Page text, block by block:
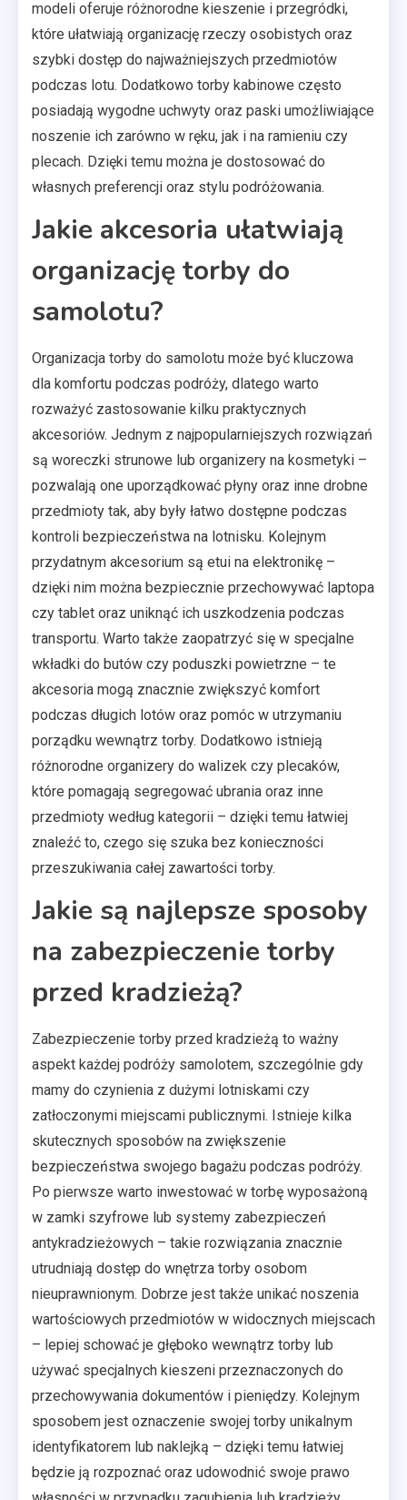
modeli oferuje różnorodne kieszenie i przegródki,
które ułatwiają organizację rzeczy osobistych oraz
szybki dostęp do najważniejszych przedmiotów
podczas lotu. Dodatkowo torby kabinowe często
posiadają wygodne uchwyty oraz paski umożliwiające
noszenie ich zarówno w ręku, jak i na ramieniu czy
plecach. Dzięki temu można je dostosować do
własnych preferencji oraz stylu podróżowania.
Jakie akcesoria ułatwiają
organizację torby do
samolotu?
Organizacja torby do samolotu może być kluczowa
dla komfortu podczas podróży, dlatego warto
rozważyć zastosowanie kilku praktycznych
akcesoriów. Jednym z najpopularniejszych rozwiązań
są woreczki strunowe lub organizery na kosmetyki –
pozwalają one uporządkować płyny oraz inne drobne
przedmioty tak, aby były łatwo dostępne podczas
kontroli bezpieczeństwa na lotnisku. Kolejnym
przydatnym akcesorium są etui na elektronikę –
dzięki nim można bezpiecznie przechowywać laptopa
czy tablet oraz uniknąć ich uszkodzenia podczas
transportu. Warto także zaopatrzyć się w specjalne
wkładki do butów czy poduszki powietrzne – te
akcesoria mogą znacznie zwiększyć komfort
podczas długich lotów oraz pomóc w utrzymaniu
porządku wewnątrz torby. Dodatkowo istnieją
różnorodne organizery do walizek czy plecaków,
które pomagają segregować ubrania oraz inne
przedmioty według kategorii – dzięki temu łatwiej
znaleźć to, czego się szuka bez konieczności
przeszukiwania całej zawartości torby.
Jakie są najlepsze sposoby
na zabezpieczenie torby
przed kradzieżą?
Zabezpieczenie torby przed kradzieżą to ważny
aspekt każdej podróży samolotem, szczególnie gdy
mamy do czynienia z dużymi lotniskami czy
zatłoczonymi miejscami publicznymi. Istnieje kilka
skutecznych sposobów na zwiększenie
bezpieczeństwa swojego bagażu podczas podróży.
Po pierwsze warto inwestować w torbę wyposażoną
w zamki szyfrowe lub systemy zabezpieczeń
antykradzieżowych – takie rozwiązania znacznie
utrudniają dostęp do wnętrza torby osobom
nieuprawnionym. Dobrze jest także unikać noszenia
wartościowych przedmiotów w widocznych miejscach
– lepiej schować je głęboko wewnątrz torby lub
używać specjalnych kieszeni przeznaczonych do
przechowywania dokumentów i pieniędzy. Kolejnym
sposobem jest oznaczenie swojej torby unikalnym
identyfikatorem lub naklejką – dzięki temu łatwiej
będzie ją rozpoznać oraz udowodnić swoje prawo